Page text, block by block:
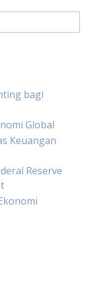
bagi
Global
Keuangan
Reserve